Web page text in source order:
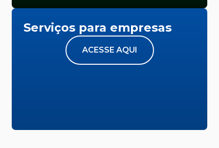
Serviços para empresas
ACESSE AQUI